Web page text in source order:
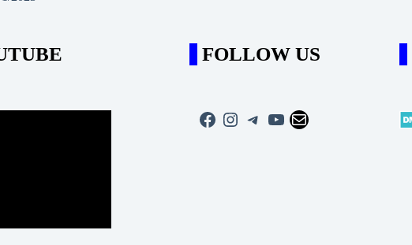
FOLLOW US
Facebook
Instagram
Telegram
YouTube
Mail